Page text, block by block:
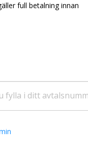
full betalning innan
fylla i ditt